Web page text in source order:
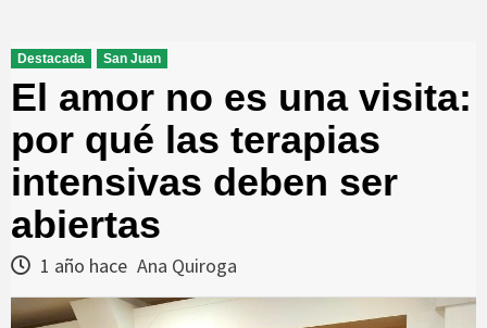
Destacada San Juan
El amor no es una visita:
por qué las terapias
intensivas deben ser
abiertas
1 año hace Ana Quiroga